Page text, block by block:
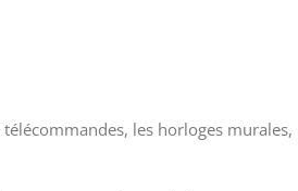
les horloges murales,